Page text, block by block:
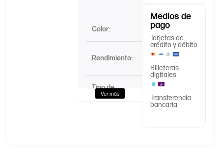
Color: Cyan
Rendimiento:
11,000
Páginas
Tipo de
embalaje:
Ver más
Medios de
pago
Tarjetas de
crédito y débito
Billeteras
digitales
Transferencia
bancaria